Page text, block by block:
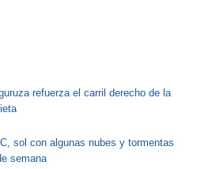
refuerza el carril derecho de la
sol con algunas nubes y tormentas
semana